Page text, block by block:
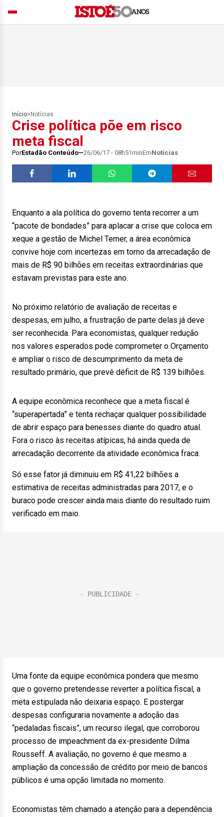
Início> Notícias
Crise política põe em risco
meta fiscal
PorEstadão Conteúdo 26/06/17 - 08h51minEmNotícias
Enquanto a ala política do governo tenta recorrer a um
“pacote de bondades” para aplacar a crise que coloca em
xeque a gestão de Michel Temer, a área econômica
convive hoje com incertezas em torno da arrecadação de
mais de R$ 90 bilhões em receitas extraordinárias que
estavam previstas para este ano.
No próximo relatório de avaliação de receitas e
despesas, em julho, a frustração de parte delas já deve
ser reconhecida. Para economistas, qualquer redução
nos valores esperados pode comprometer o Orçamento
e ampliar o risco de descumprimento da meta de
resultado primário, que prevê déficit de R$ 139 bilhões.
A equipe econômica reconhece que a meta fiscal é
“superapertada” e tenta rechaçar qualquer possibilidade
de abrir espaço para benesses diante do quadro atual.
Fora o risco às receitas atípicas, há ainda queda de
arrecadação decorrente da atividade econômica fraca.
Só esse fator já diminuiu em R$ 41,22 bilhões a
estimativa de receitas administradas para 2017, e o
buraco pode crescer ainda mais diante do resultado ruim
verificado em maio.
Uma fonte da equipe econômica pondera que mesmo
que o governo pretendesse reverter a política fiscal, a
meta estipulada não deixaria espaço. E postergar
despesas configuraria novamente a adoção das
“pedaladas fiscais”, um recurso ilegal, que corroborou
processo de impeachment da ex-presidente Dilma
Rousseff. A avaliação, no governo é que mesmo a
ampliação da concessão de crédito por meio de bancos
públicos é uma opção limitada no momento.
Economistas têm chamado a atenção para a dependência